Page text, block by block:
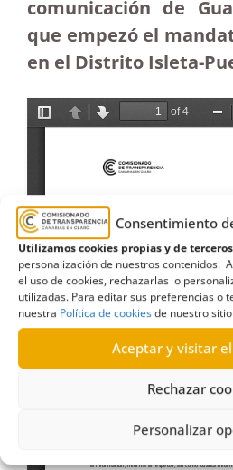
Consentimiento
Utilizamos cookies propias y de terceros
personalización de nuestros contenidos.
el uso de cookies, rechazarlas o
utilizadas. Para editar sus preferencias o
nuestra Política de cookiesde nuestro
Aceptar y visitar
Rechazar
Personalizar
comunicación de
que empezó el
en el Distrito Isleta-